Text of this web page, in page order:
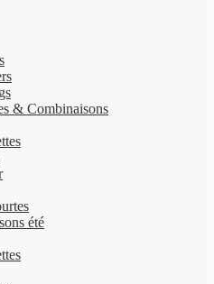
& Combinaisons
été